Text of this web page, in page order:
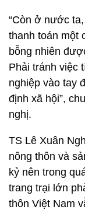
“Còn ở nước
thanh toán một
bỗng nhiên
Phải tránh việc
nghiệp vào tay
định xã hội”,
nghị.
TS Lê Xuân
nông thôn và
kỷ nên trong
trang trại lớn
thôn Việt Nam